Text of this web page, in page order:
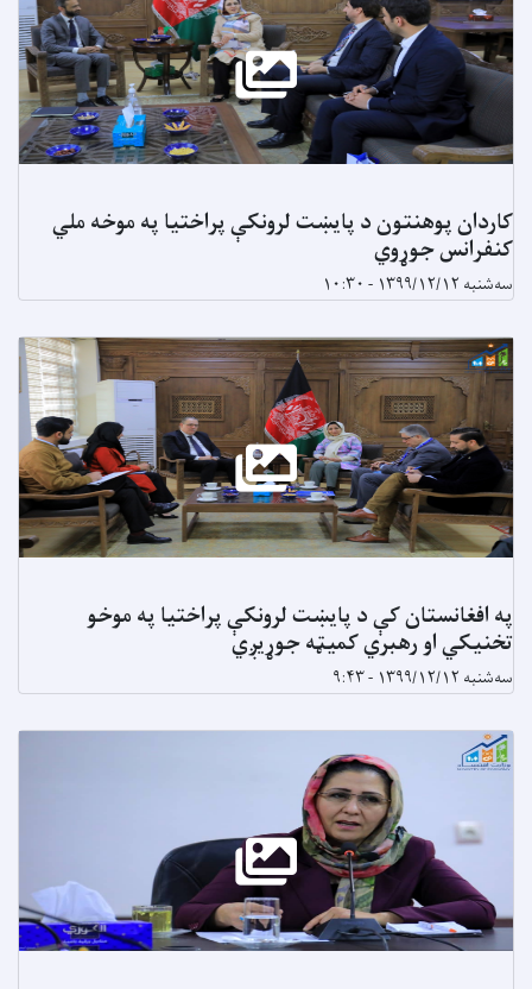
کاردان پوهنتون د پایښت لرونکې پراختیا په موخه ملي
کنفرانس جوړوي
سه‌شنبه ۱۳۹۹/۱۲/۱۲ - ۱۰:۳۰
په افغانستان کې د پایښت لرونکې پراختیا په موخو
تخنیکي او رهبري کمیټه جوړیږي
سه‌شنبه ۱۳۹۹/۱۲/۱۲ - ۹:۴۳